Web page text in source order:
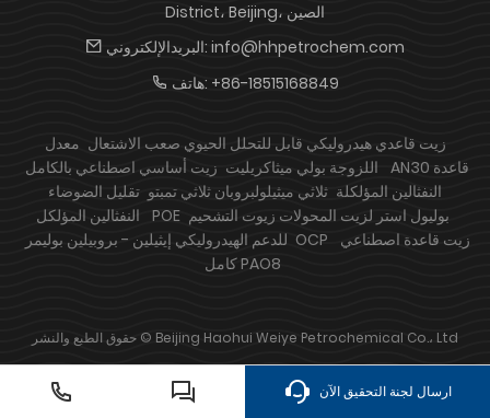
District، Beijing، الصين
البريدالإلكتروني: info@hhpetrochem.com
هاتف: +86-18515168849
زيت قاعدي هيدروليكي قابل للتحلل الحيوي صعب الاشتعال معدل
اللزوجة بولي ميثاكريليت زيت أساسي اصطناعي بالكامل
AN30 قاعدة
النفثالين المؤلكلة ثلاثي ميثيلولبروبان ثلاثي تمبتو تقليل الضوضاء
النفثالين المؤلكل
POE بوليول استر لزيت المحولات زيوت التشحيم
للدعم الهيدروليكي إيثيلين - بروبيلين بوليمر OCP
زيت قاعدة اصطناعي
كامل PAO8
حقوق الطبع والنشر © Beijing Haohui Weiye Petrochemical Co.، Ltd
ارسال لجنة التحقيق الآن